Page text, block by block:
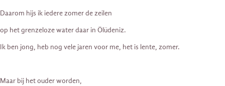
Daarom hijs ik iedere zomer de zeilen
op het grenzeloze water daar in Ölüdeniz.
Ik ben jong, heb nog vele jaren voor me, het is lente, zomer.
Maar bij het ouder worden,